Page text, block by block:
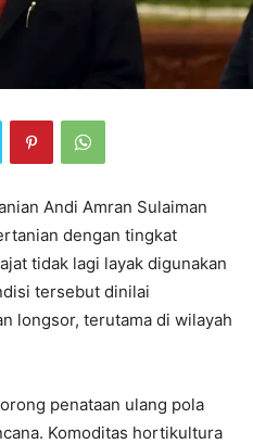
Andi Amran Sulaiman
dengan tingkat
tidak lagi layak digunakan
tersebut dinilai
longsor, terutama di wilayah
penataan ulang pola
Komoditas hortikultura